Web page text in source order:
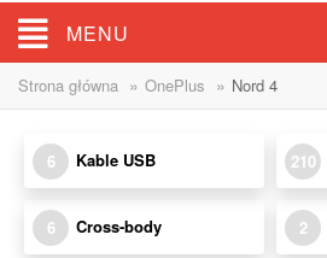
MENU
Strona główna » OnePlus » Nord 4
6 Kable USB 210
6 Cross-body 2